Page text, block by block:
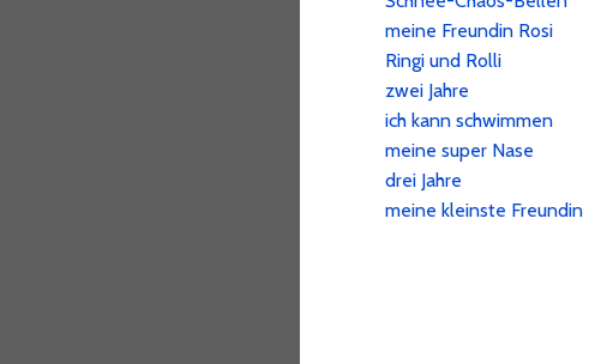
meine Freundin Rosi
Ringi und Rolli
zwei Jahre
ich kann schwimmen
meine super Nase
drei Jahre
meine kleinste Freundin